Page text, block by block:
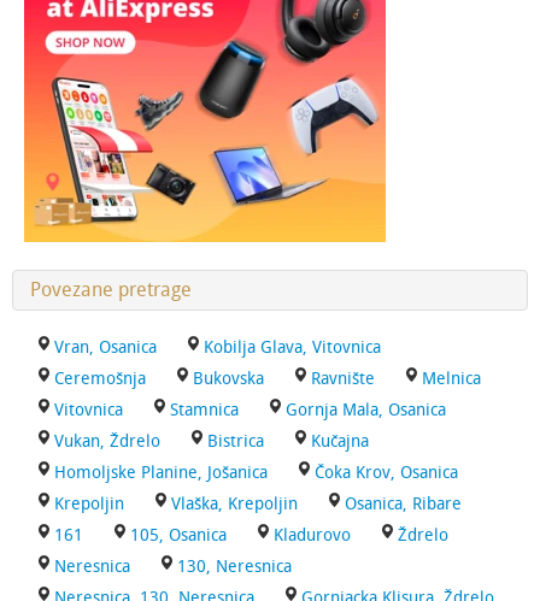
Povezane pretrage
Vran, Osanica
Kobilja Glava, Vitovnica
Ceremošnja
Bukovska Ravnište
Melnica
Vitovnica
Stamnica
Gornja Mala, Osanica
Vukan, Ždrelo
Bistrica
Kučajna
Homoljske Planine, Jošanica
Čoka Krov, Osanica
Krepoljin
Vlaška, Krepoljin
Osanica, Ribare
161
105, Osanica Kladurovo
Ždrelo
Neresnica
130, Neresnica